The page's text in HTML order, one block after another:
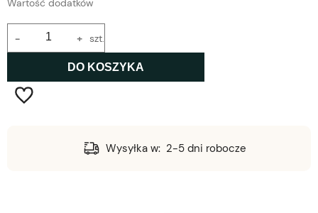
Wartość dodatków
+
- szt.
DO KOSZYKA
Wysyłka w: 2-5 dni robocze